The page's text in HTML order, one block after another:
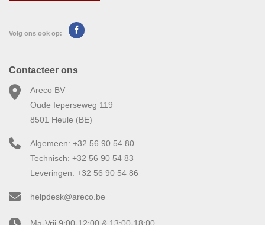
Volg ons ook op:
Contacteer ons
Areco BV
Oude Ieperseweg 119
8501 Heule (BE)
Algemeen: +32 56 90 54 80
Technisch: +32 56 90 54 83
Leveringen: +32 56 90 54 86
helpdesk@areco.be